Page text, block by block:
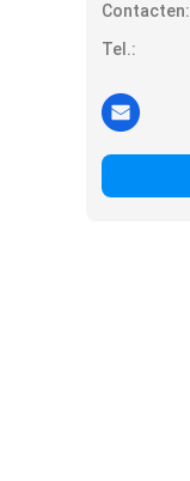
Contacten:
Tel.: